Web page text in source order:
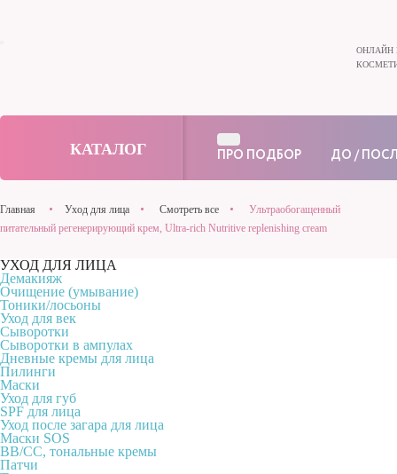
ОНЛАЙН
КАТАЛОГ ПРО ПОДБОР ДО /
Главная Уход для лица Смотреть все
Ультраобогащенный
питательный регенерирующий крем, Ultra-rich Nutritive replenishing cream
УХОД ДЛЯ ЛИЦА
Демакияж
Очищение (умывание)
Тоники/лосьоны
Уход для век
Сыворотки
Сыворотки в ампулах
Дневные кремы для лица
Пилинги
Маски
Уход для губ
SPF для лица
Уход после загара для лица
Маски SOS
BB/CC, тональные кремы
Патчи